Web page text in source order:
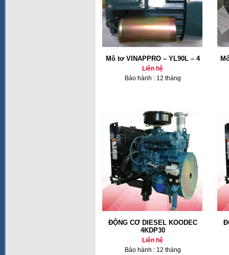
Mô tơ VINAPPRO – YL90L – 4
Liên hệ
Bảo hành : 12 tháng
ĐỘNG CƠ DIESEL KOODEC
4KDP30
Liên hệ
Bảo hành : 12 tháng